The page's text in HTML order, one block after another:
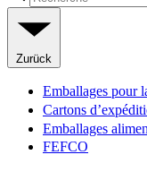
Zurück
Emballages pour
Cartons
Emballages
FEFCO